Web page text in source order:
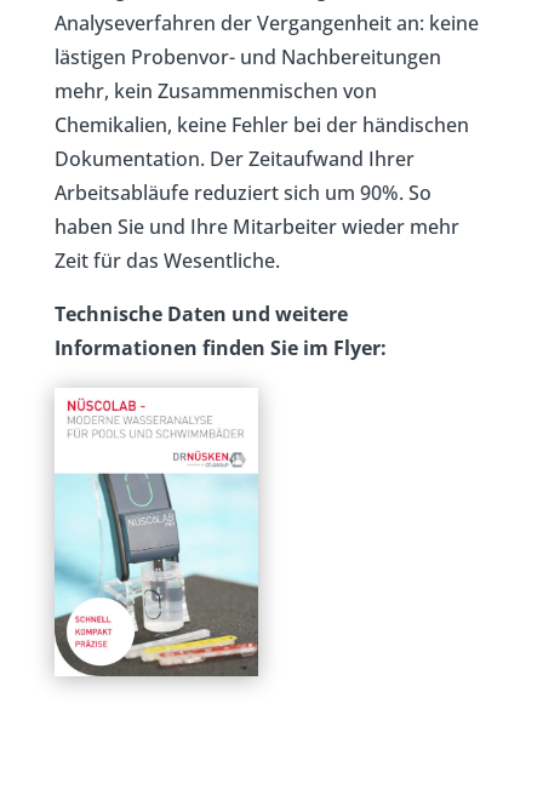
Analyseverfahren der Vergangenheit an: keine
lästigen Probenvor- und Nachbereitungen
mehr, kein Zusammenmischen von
Chemikalien, keine Fehler bei der händischen
Dokumentation. Der Zeitaufwand Ihrer
Arbeitsabläufe reduziert sich um 90%. So
haben Sie und Ihre Mitarbeiter wieder mehr
Zeit für das Wesentliche.
Technische Daten und weitere
Informationen finden Sie im Flyer: